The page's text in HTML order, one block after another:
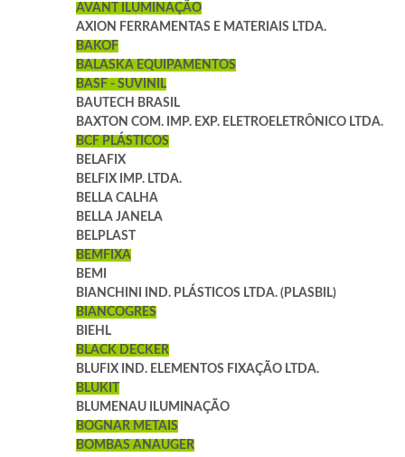
AVANT ILUMINAÇÃO
AXION FERRAMENTAS E MATERIAIS LTDA.
BAKOF
BALASKA EQUIPAMENTOS
BASF - SUVINIL
BAUTECH BRASIL
BAXTON COM. IMP. EXP. ELETROELETRÔNICO LTDA.
BCF PLÁSTICOS
BELAFIX
BELFIX IMP. LTDA.
BELLA CALHA
BELLA JANELA
BELPLAST
BEMFIXA
BEMI
BIANCHINI IND. PLÁSTICOS LTDA. (PLASBIL)
BIANCOGRES
BIEHL
BLACK DECKER
BLUFIX IND. ELEMENTOS FIXAÇÃO LTDA.
BLUKIT
BLUMENAU ILUMINAÇÃO
BOGNAR METAIS
BOMBAS ANAUGER